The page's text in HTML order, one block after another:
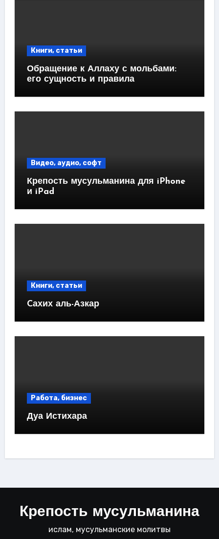
Книги, статьи
Обращение к Аллаху с мольбами:
его сущность и правила
Видео, аудио, софт
Крепость мусульманина для iPhone
и iPad
Книги, статьи
Cахих аль-Азкар
Работа, бизнес
Дуа Истихара
Крепость мусульманина
ислам, мусульманские молитвы